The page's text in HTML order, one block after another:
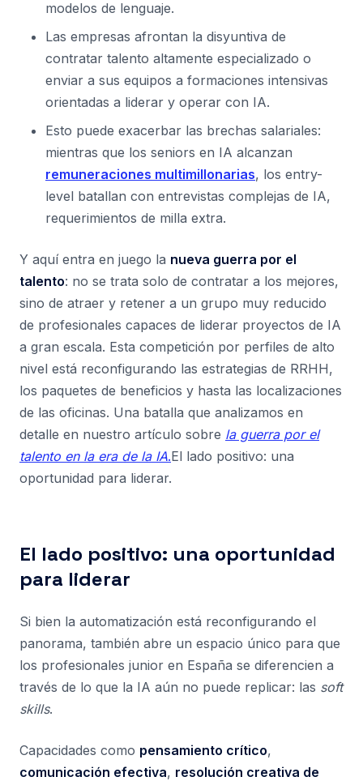
modelos de lenguaje.
Las empresas afrontan la disyuntiva de
contratar talento altamente especializado o
enviar a sus equipos a formaciones intensivas
orientadas a liderar y operar con IA.
Esto puede exacerbar las brechas salariales:
mientras que los seniors en IA alcanzan
remuneraciones multimillonarias, los entry-
level batallan con entrevistas complejas de IA,
requerimientos de milla extra.
Y aquí entra en juego la nueva guerra por el
talento: no se trata solo de contratar a los mejores,
sino de atraer y retener a un grupo muy reducido
de profesionales capaces de liderar proyectos de IA
a gran escala. Esta competición por perfiles de alto
nivel está reconfigurando las estrategias de RRHH,
los paquetes de beneficios y hasta las localizaciones
de las oficinas. Una batalla que analizamos en
detalle en nuestro artículo sobre la guerra por el
talento en la era de la IA.El lado positivo: una
oportunidad para liderar.
El lado positivo: una oportunidad
para liderar
Si bien la automatización está reconfigurando el
panorama, también abre un espacio único para que
los profesionales junior en España se diferencien a
través de lo que la IA aún no puede replicar: las soft
skills.
Capacidades como pensamiento crítico,
comunicación efectiva, resolución creativa de